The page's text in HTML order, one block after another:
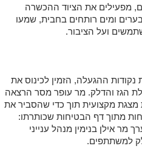
מפעילים את הציוד ההכשרה
ומים רותחים בחבית, שמעו
ועל הציבור.
ההגעלה, הזמין לכינוס את
הגז והדלק. מר עופר מסר הרצאה
מקצועית תוך כדי שהסביר את
מתוך דף הבטיחות שכותרתו:
מר אילן בנימין מנהל ענייני
למשתתפים.